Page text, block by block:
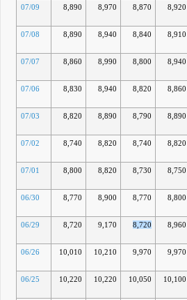
07/09 8,890 8,970 8,870 8,920
07/08 8,890 8,940 8,840 8,910
07/07 8,860 8,990 8,800 8,940
07/06 8,830 8,940 8,820 8,860
07/03 8,820 8,890 8,790 8,890
07/02 8,740 8,820 8,740 8,820
07/01 8,800 8,820 8,730 8,750
06/30 8,770 8,900 8,770 8,800
06/29 8,720 9,170 8,720 8,960
06/26 10,010 10,210 9,970 9,970
06/25 10,220 10,220 10,050 10,100